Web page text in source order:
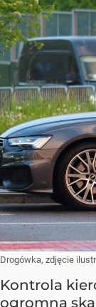
Drogówka, zdjęcie
Kontrola
ogromną